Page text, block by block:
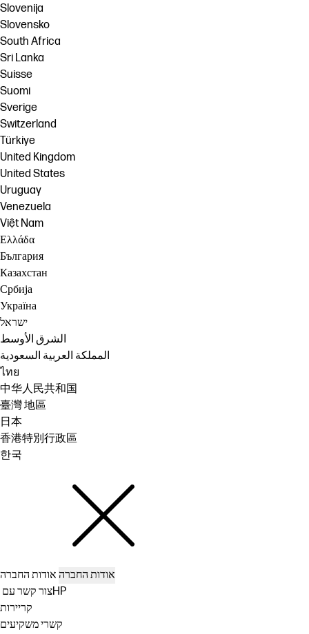
Slovenija
Slovensko
South Africa
Sri Lanka
Suisse
Suomi
Sverige
Switzerland
Türkiye
United Kingdom
United States
Uruguay
Venezuela
Việt Nam
Ελλάδα
България
Казахстан
Србија
Україна
ישראל
الشرق الأوسط
المملكة العربية السعودية
ไทย
中华人民共和国
臺灣 地區
日本
香港特別行政區
한국
אודות החברה
צור קשר עם ‏HP
קריירות
קשרי משקיעים